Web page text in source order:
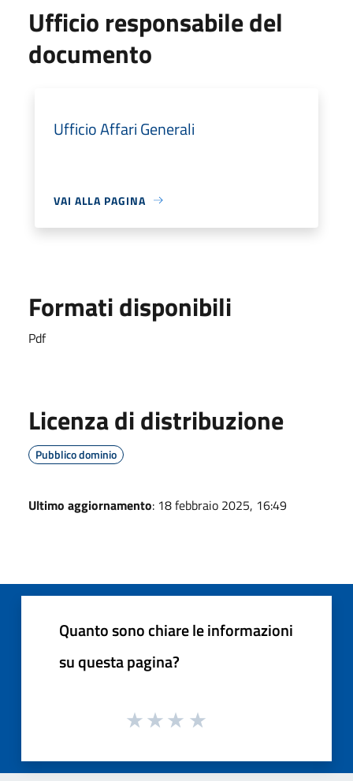
Ufficio responsabile del
documento
Ufficio Affari Generali
VAI ALLA PAGINA
Formati disponibili
Pdf
Licenza di distribuzione
Pubblico dominio
Ultimo aggiornamento: 18 febbraio 2025, 16:49
Quanto sono chiare le informazioni
su questa pagina?